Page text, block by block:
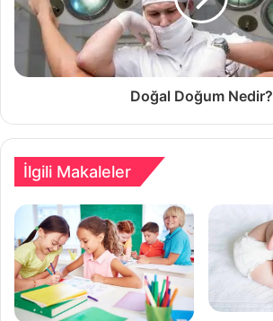
Doğal Doğum Nedir?
İlgili Makaleler